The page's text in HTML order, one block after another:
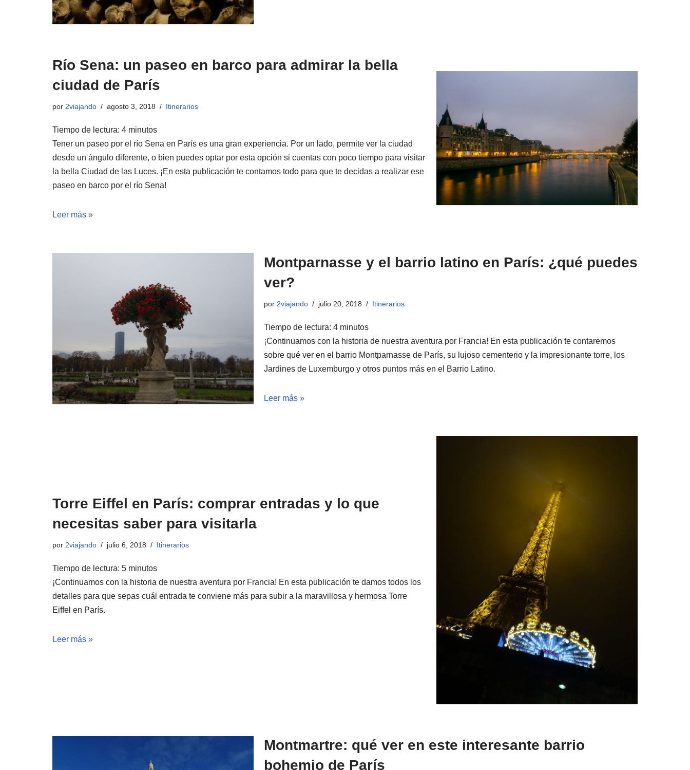
Río Sena: un paseo en barco para admirar la bella
ciudad de París
por 2viajando agosto 3, 2018 Itinerarios
Tiempo de lectura: 4 minutos
Tener un paseo por el río Sena en París es una gran experiencia. Por un lado, permite ver la ciudad
desde un ángulo diferente, o bien puedes optar por esta opción si cuentas con poco tiempo para visitar
la bella Ciudad de las Luces. ¡En esta publicación te contamos todo para que te decidas a realizar ese
paseo en barco por el río Sena!
Leer más »
Montparnasse y el barrio latino en París: ¿qué puedes
ver?
por 2viajando julio 20, 2018 Itinerarios
Tiempo de lectura: 4 minutos
¡Continuamos con la historia de nuestra aventura por Francia! En esta publicación te contaremos
sobre qué ver en el barrio Montparnasse de París, su lujoso cementerio y la impresionante torre, los
Jardines de Luxemburgo y otros puntos más en el Barrio Latino.
Leer más »
Torre Eiffel en París: comprar entradas y lo que
necesitas saber para visitarla
por 2viajando julio 6, 2018 Itinerarios
Tiempo de lectura: 5 minutos
¡Continuamos con la historia de nuestra aventura por Francia! En esta publicación te damos todos los
detalles para que sepas cuál entrada te conviene más para subir a la maravillosa y hermosa Torre
Eiffel en París.
Leer más »
Montmartre: qué ver en este interesante barrio
bohemio de París